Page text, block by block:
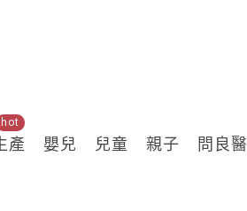
產
hot
嬰兒 兒童 親子 問良醫